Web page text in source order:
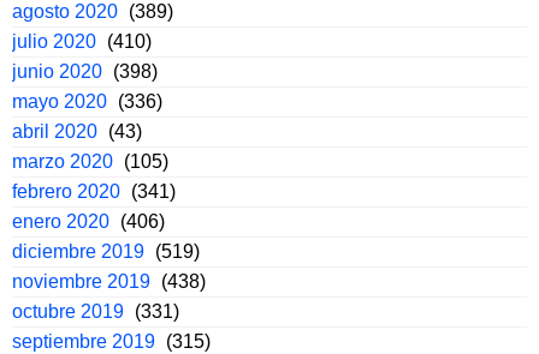
agosto 2020 (389)
julio 2020 (410)
junio 2020 (398)
mayo 2020 (336)
abril 2020 (43)
marzo 2020 (105)
febrero 2020 (341)
enero 2020 (406)
diciembre 2019 (519)
noviembre 2019 (438)
octubre 2019 (331)
septiembre 2019 (315)